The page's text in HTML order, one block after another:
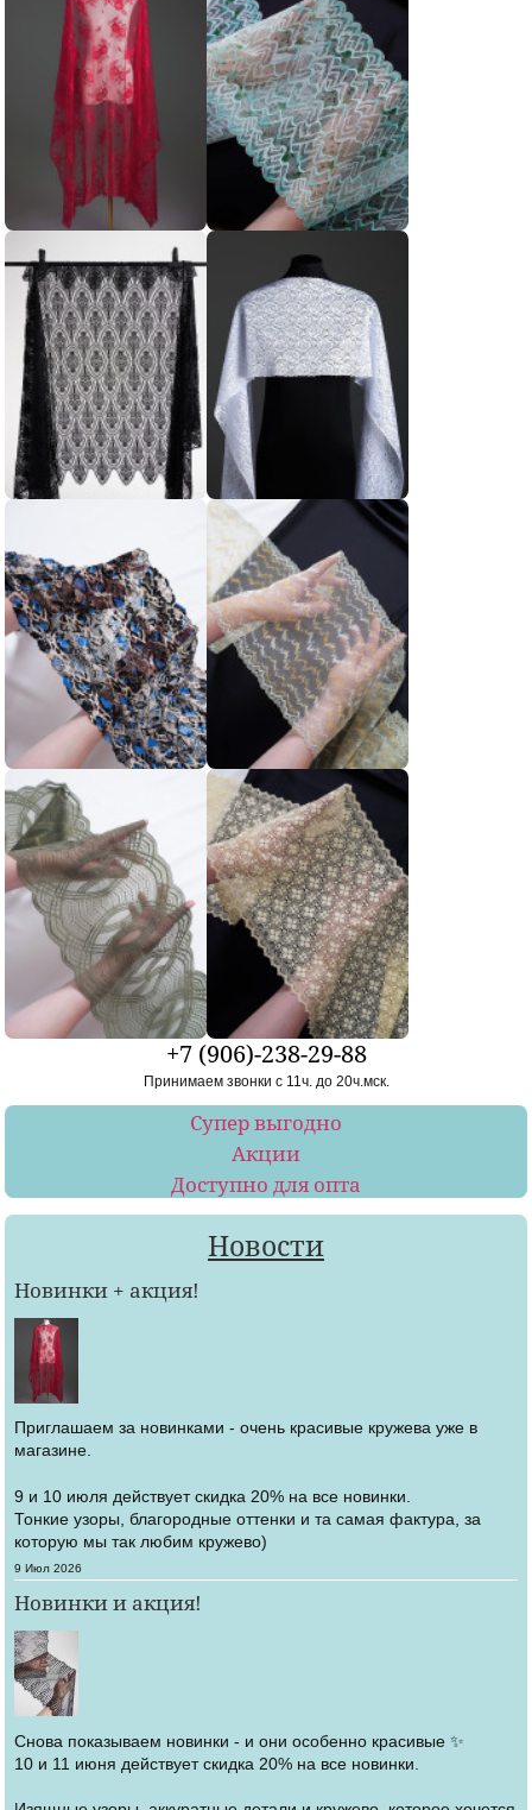
+7 (906)-238-29-88
Принимаем звонки с 11ч. до 20ч.мск.
Супер выгодно
Акции
Доступно для опта
Новости
Новинки + акция!
Приглашаем за новинками - очень красивые кружева уже в
магазине.
9 и 10 июля действует скидка 20% на все новинки.
Тонкие узоры, благородные оттенки и та самая фактура, за
которую мы так любим кружево)
Создано
9 Июл 2026
Новинки и акция!
Снова показываем новинки - и они особенно красивые ✨
10 и 11 июня действует скидка 20% на все новинки.